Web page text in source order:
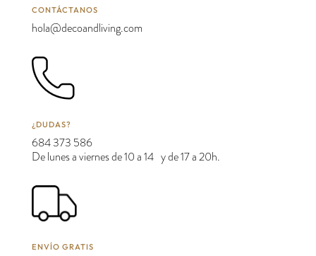
CONTÁCTANOS
hola@decoandliving.com
¿DUDAS?
684 373 586
De lunes a viernes de 10 a 14 y de 17 a 20h.
ENVÍO GRATIS